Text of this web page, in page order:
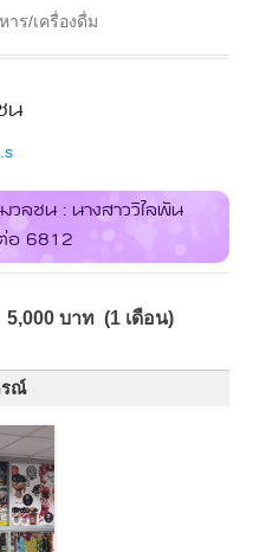
าร/เครื่องดื่ม
น
ลชน : นางสาววิไลพัน
อ 6812
บาท (1 เดือน)
รณ์